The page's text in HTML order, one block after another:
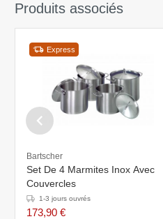
Produits associés
Express
Bartscher
Set De 4 Marmites Inox Avec
Couvercles
1-3 jours ouvrés
173,90 €